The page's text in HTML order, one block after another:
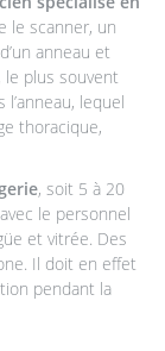
le scanner, un
anneau et
le plus souvent
lequel
thoracique,
, soit 5 à 20
le personnel
et vitrée. Des
Il doit en effet
pendant la